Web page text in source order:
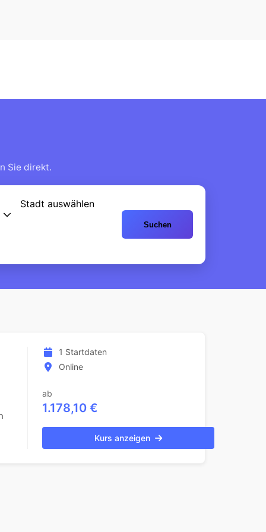
Sie direkt.
Stadt auswählen
Suchen
1 Startdaten
Online
ab
1.178,10 €
Kurs anzeigen